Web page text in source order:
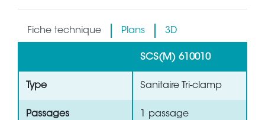
Fiche technique Plans 3D
SCS(M) 610010
Type Sanitaire Tri-clamp
Passages 1 passage